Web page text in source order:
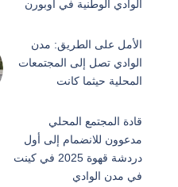
الوادي الوطنية في أوبورن
الأمل على الطريق: مدن
الوادي تصل إلى المجتمعات
المحلية حيثما كانت
قادة المجتمع المحلي
مدعوون للانضمام إلى أول
دردشة قهوة 2025 في كينت
في مدن الوادي